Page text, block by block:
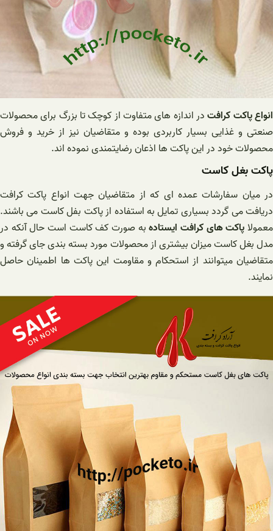
انواع پاکت کرافتدر اندازه های متفاوت از کوچک تا بزرگ برای محصولات
صنعتی و غذایی بسیار کاربردی بوده و متقاضیان نیز از خرید و فروش
محصولات خود در این پاکت ها اذعان رضایتمندی نموده اند.
پاکت بغل کاست
در میان سفارشات عمده ای که از متقاضیان جهت انواع پاکت کرافت
دریافت می گردد بسیاری تمایل به استفاده از پاکت بفل کاست می باشند.
معمولاپاکت های کرافت ایستادهبه صورت کف کاست است حال آنکه در
مدل بغل کاست میزان بیشتری از محصولات مورد بسته بندی جای گرفته و
متقاضیان میتوانند از استحکام و مقاومت این پاکت ها اطمینان حاصل
نمایند.